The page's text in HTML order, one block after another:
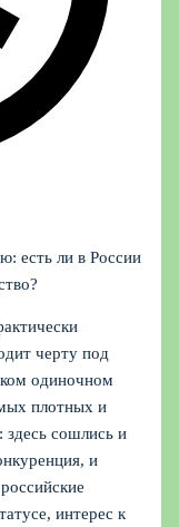
есть ли в России
черту под
одиночном
плотных и
сошлись и
и
интерес к